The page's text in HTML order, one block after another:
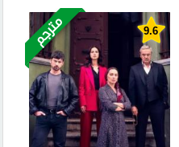
9.6 مترجم